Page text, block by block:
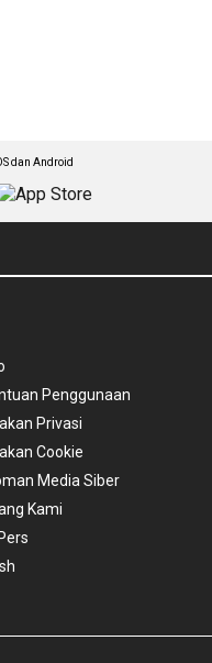
dan Android
Penggunaan
Privasi
Cookie
Media Siber
Kami